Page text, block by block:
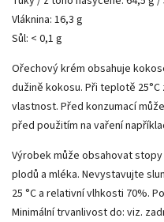
Vláknina: 16,3 g
Sůl: < 0,1 g
Ořechový krém obsahuje
dužině kokosu. Při teplotě
vlastnost. Před konzumací
před použitím na vaření
Výrobek může obsahovat
plodů a mléka. Nevystavujte
25 °C a relativní vlhkosti 70%.
Minimální trvanlivost do: viz.